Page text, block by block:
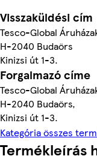
Visszaküldési cím
Tesco-Global
H-2040 Budaörs
Kinizsi út 1-3.
Forgalmazó címe
Tesco-Global
H-2040 Budaörs,
Kinizsi út 1-3.
Kategória összes
Termékleírás